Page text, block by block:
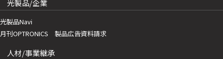
光製品/企業
光製品Navi
月刊OPTRONICS 製品広告資料請求
人材/事業継承